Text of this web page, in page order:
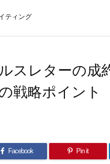
ティング
スレターの成
戦略ポイント
Facebook Pin it